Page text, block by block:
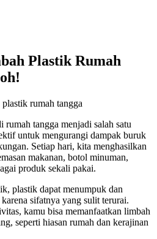
Plastik Rumah
rumah tangga menjadi salah satu
untuk mengurangi dampak buruk
Setiap hari, kita menghasilkan
makanan, botol minuman,
produk sekali pakai.
plastik dapat menumpuk dan
sifatnya yang sulit terurai.
kamu bisa memanfaatkan limbah
seperti hiasan rumah dan kerajinan